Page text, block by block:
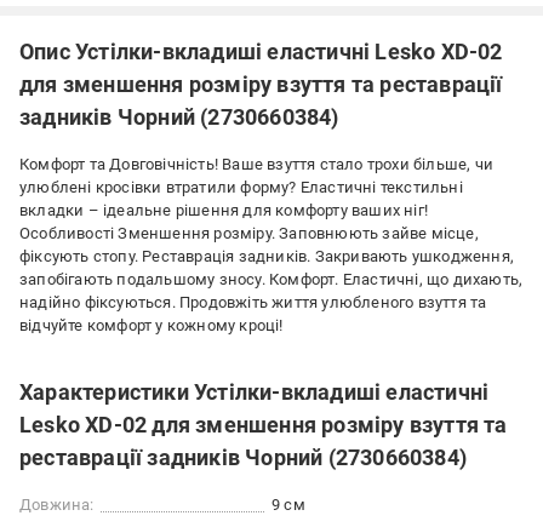
Опис Устілки-вкладиші еластичні Lesko XD-02
для зменшення розміру взуття та реставрації
задників Чорний (2730660384)
Комфорт та Довговічність! Ваше взуття стало трохи більше, чи
улюблені кросівки втратили форму? Еластичні текстильні
вкладки – ідеальне рішення для комфорту ваших ніг!
Особливості Зменшення розміру. Заповнюють зайве місце,
фіксують стопу. Реставрація задників. Закривають ушкодження,
запобігають подальшому зносу. Комфорт. Еластичні, що дихають,
надійно фіксуються. Продовжіть життя улюбленого взуття та
відчуйте комфорт у кожному кроці!
Характеристики Устілки-вкладиші еластичні
Lesko XD-02 для зменшення розміру взуття та
реставрації задників Чорний (2730660384)
Довжина:
9 см